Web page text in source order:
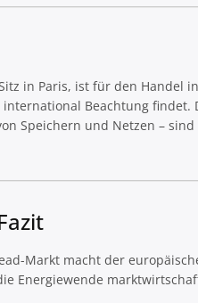
in Paris, ist für den Handel
Beachtung
Speichern und Netzen –
Markt macht der
Energiewende